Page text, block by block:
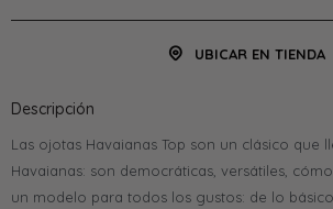
UBICAR EN TIENDA
Descripción
Las ojotas Havaianas Top son un clásico que
Havaianas: son democráticas, versátiles,
un modelo para todos los gustos: de lo